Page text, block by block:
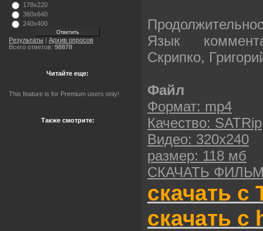
178x220
360x640
240x400
Результаты | Архив опросов
Всего ответов: 98878
Читайте еще:
This feature is for Premium users only!
Также смотрите:
Язык
Скрипко,
Файл
Формат: mp4
Качество: SATRip
Видео: 320х240
размер: 118 мб
СКАЧАТЬ
скачать с
скачать с